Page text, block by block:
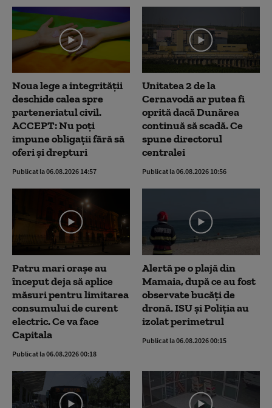
Noua lege a integrității
deschide calea spre
parteneriatul civil.
ACCEPT: Nu poți
impune obligații fără să
oferi și drepturi
Publicat la 06.08.2026 14:57
Unitatea 2 de la
Cernavodă ar putea fi
oprită dacă Dunărea
continuă să scadă. Ce
spune directorul
centralei
Publicat la 06.08.2026 10:56
Patru mari orașe au
început deja să aplice
măsuri pentru limitarea
consumului de curent
electric. Ce va face
Capitala
Publicat la 06.08.2026 00:18
Alertă pe o plajă din
Mamaia, după ce au fost
observate bucăți de
dronă. ISU și Poliția au
izolat perimetrul
Publicat la 06.08.2026 00:15